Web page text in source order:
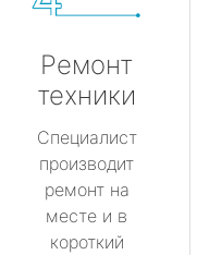
Ремонт
техники
Специалист
производит
ремонт на
месте и в
короткий